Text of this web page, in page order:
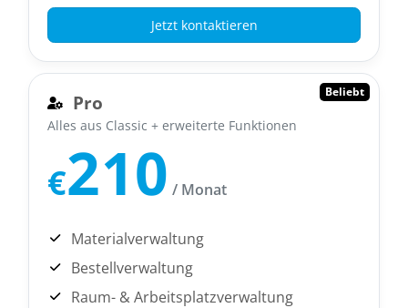
Jetzt kontaktieren
Beliebt
Pro
Alles aus Classic + erweiterte Funktionen
€210 / Monat
Materialverwaltung
Bestellverwaltung
Raum- & Arbeitsplatzverwaltung